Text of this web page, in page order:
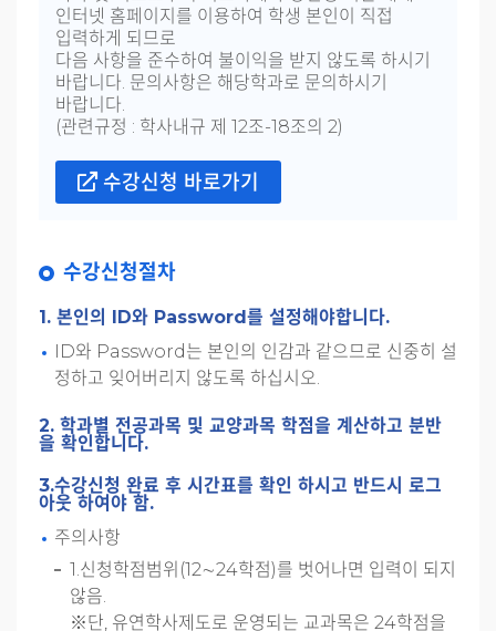
인터넷 홈페이지를 이용하여 학생 본인이 직접
입력하게 되므로
다음 사항을 준수하여 불이익을 받지 않도록 하시기
바랍니다. 문의사항은 해당학과로 문의하시기
바랍니다.
(관련규정 : 학사내규 제 12조-18조의 2)
수강신청 바로가기
수강신청절차
1. 본인의 ID와 Password를 설정해야합니다.
ID와 Password는 본인의 인감과 같으므로 신중히 설
정하고 잊어버리지 않도록 하십시오.
2. 학과별 전공과목 및 교양과목 학점을 계산하고 분반
을 확인합니다.
3.수강신청 완료 후 시간표를 확인 하시고 반드시 로그
아웃 하여야 함.
주의사항
1.신청학점범위(12∼24학점)를 벗어나면 입력이 되지
않음.
※단, 유연학사제도로 운영되는 교과목은 24학점을